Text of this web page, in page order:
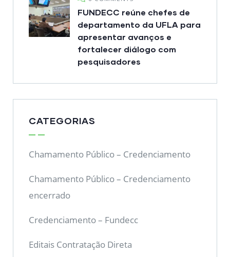
FUNDECC reúne chefes de
departamento da UFLA para
apresentar avanços e
fortalecer diálogo com
pesquisadores
CATEGORIAS
Chamamento Público – Credenciamento
Chamamento Público – Credenciamento
encerrado
Credenciamento – Fundecc
Editais Contratação Direta